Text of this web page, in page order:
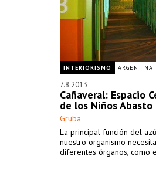
INTERIORISMO ARGENTINA
7.8.2013
Cañaveral: Espacio
de los Niños Abasto
Gruba
La principal función del
nuestro organismo
diferentes órganos, como